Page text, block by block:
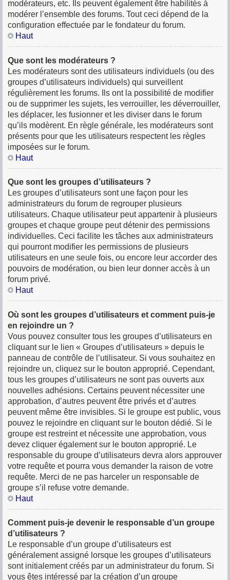
modérateurs, etc. Ils peuvent également être habilités à
modérer l’ensemble des forums. Tout ceci dépend de la
configuration effectuée par le fondateur du forum.
Haut
Que sont les modérateurs ?
Les modérateurs sont des utilisateurs individuels (ou des
groupes d’utilisateurs individuels) qui surveillent
régulièrement les forums. Ils ont la possibilité de modifier
ou de supprimer les sujets, les verrouiller, les déverrouiller,
les déplacer, les fusionner et les diviser dans le forum
qu’ils modèrent. En règle générale, les modérateurs sont
présents pour que les utilisateurs respectent les règles
imposées sur le forum.
Haut
Que sont les groupes d’utilisateurs ?
Les groupes d’utilisateurs sont une façon pour les
administrateurs du forum de regrouper plusieurs
utilisateurs. Chaque utilisateur peut appartenir à plusieurs
groupes et chaque groupe peut détenir des permissions
individuelles. Ceci facilite les tâches aux administrateurs
qui pourront modifier les permissions de plusieurs
utilisateurs en une seule fois, ou encore leur accorder des
pouvoirs de modération, ou bien leur donner accès à un
forum privé.
Haut
Où sont les groupes d’utilisateurs et comment puis-je
en rejoindre un ?
Vous pouvez consulter tous les groupes d’utilisateurs en
cliquant sur le lien « Groupes d’utilisateurs » depuis le
panneau de contrôle de l’utilisateur. Si vous souhaitez en
rejoindre un, cliquez sur le bouton approprié. Cependant,
tous les groupes d’utilisateurs ne sont pas ouverts aux
nouvelles adhésions. Certains peuvent nécessiter une
approbation, d’autres peuvent être privés et d’autres
peuvent même être invisibles. Si le groupe est public, vous
pouvez le rejoindre en cliquant sur le bouton dédié. Si le
groupe est restreint et nécessite une approbation, vous
devez cliquer également sur le bouton approprié. Le
responsable du groupe d’utilisateurs devra alors approuver
votre requête et pourra vous demander la raison de votre
requête. Merci de ne pas harceler un responsable de
groupe s’il refuse votre demande.
Haut
Comment puis-je devenir le responsable d’un groupe
d’utilisateurs ?
Le responsable d’un groupe d’utilisateurs est
généralement assigné lorsque les groupes d’utilisateurs
sont initialement créés par un administrateur du forum. Si
vous êtes intéressé par la création d’un groupe